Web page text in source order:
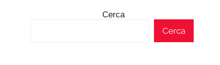
Cerca
Cerca